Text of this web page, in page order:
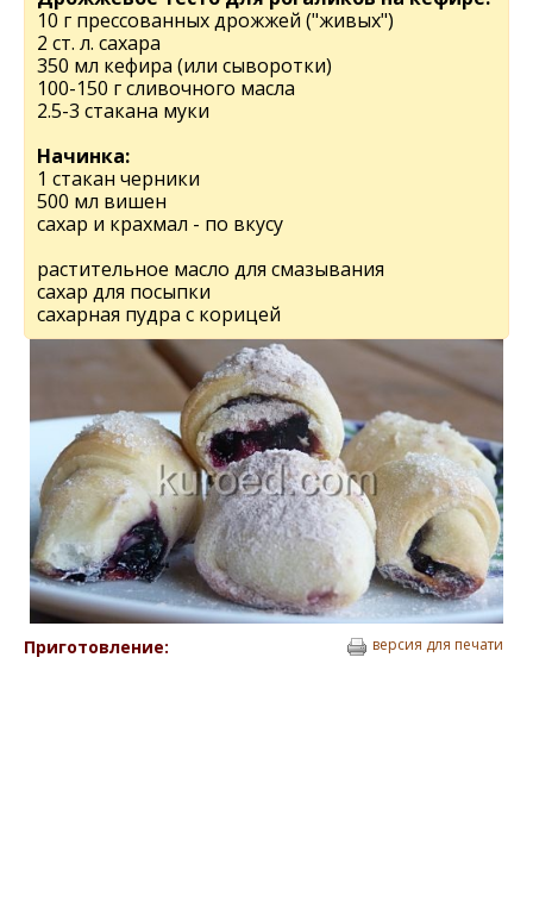
10 г прессованных дрожжей ("живых")
2 ст. л. сахара
350 мл кефира (или сыворотки)
100-150 г сливочного масла
2.5-3 стакана муки
Начинка:
1 стакан черники
500 мл вишен
сахар и крахмал - по вкусу
растительное масло для смазывания
сахар для посыпки
сахарная пудра с корицей
Приготовление: версия для печати